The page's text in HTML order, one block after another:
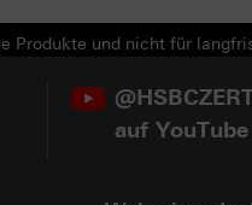
Produkte und nicht für
auf YouTube